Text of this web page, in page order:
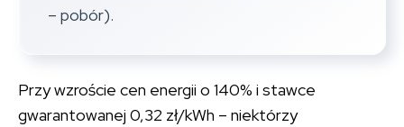
– pobór).
Przy wzroście cen energii o 140% i stawce
gwarantowanej 0,32 zł/kWh – niektórzy